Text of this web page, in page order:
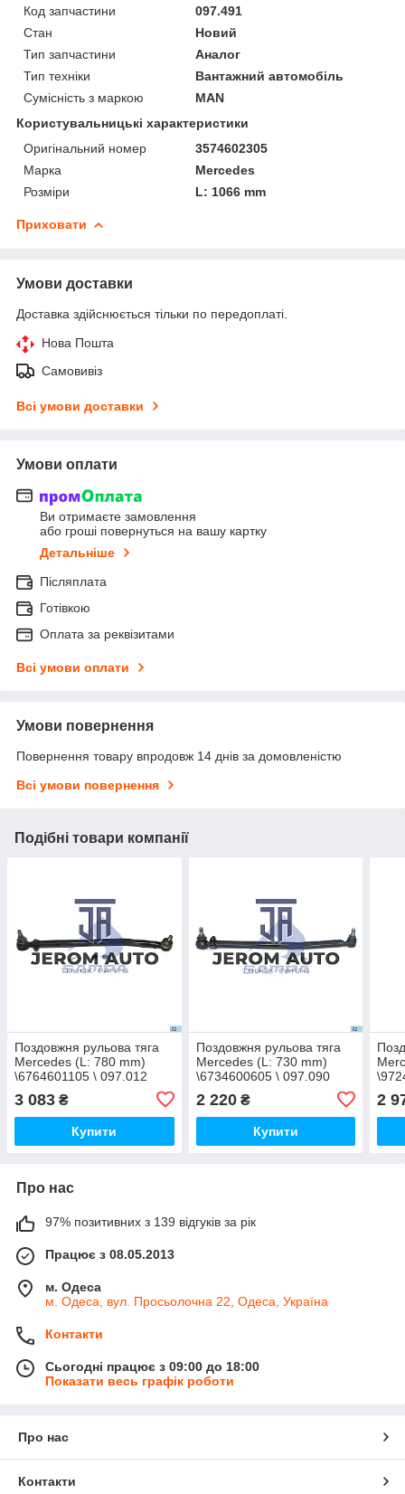
Код запчастини
097.491
Стан
Новий
Тип запчастини
Аналог
Тип техніки
Вантажний автомобіль
Сумісність з маркою
MAN
Користувальницькі характеристики
Оригінальний номер
3574602305
Марка
Mercedes
Розміри
L: 1066 mm
Приховати
Умови доставки
Доставка здійснюється тільки по передоплаті.
Нова Пошта
Самовивіз
Всі умови доставки
Умови оплати
Ви отримаєте замовлення
або гроші повернуться на вашу картку
Детальніше
Післяплата
Готівкою
Оплата за реквізитами
Всі умови оплати
Умови повернення
Повернення товару впродовж 14 днів за домовленістю
Всі умови повернення
Подібні товари компанії
Поздовжня рульова тяга
Mercedes (L: 780 mm)
\6764601105 \ 097.012
3 083 ₴
Купити
Поздовжня рульова тяга
Mercedes (L: 730 mm)
\6734600605 \ 097.090
2 220₴
Купити
2
Про нас
97% позитивних з 139 відгуків за рік
Працює з 08.05.2013
м. Одеса
м. Одеса, вул. Просьолочна 22, Одеса, Україна
Контакти
Сьогодні працює з 09:00 до 18:00
Показати весь графік роботи
Про нас
Контакти